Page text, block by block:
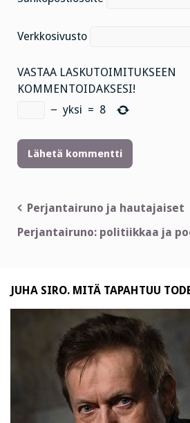
Verkkosivusto
VASTAA LASKUTOIMITUKSEEN
KOMMENTOIDAKSESI!
− yksi = 8
Artikkelien
selaus
Perjantairuno ja hautajaiset
Perjantairuno: politiikkaa ja
JUHA SIRO. MITÄ TAPAHTUU